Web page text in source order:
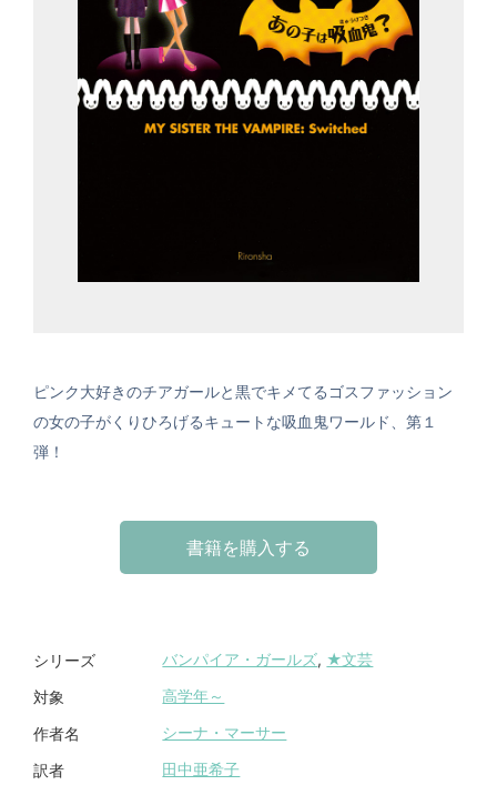
ピンク大好きのチアガールと黒でキメてるゴスファッション
の女の子がくりひろげるキュートな吸血鬼ワールド、第１
弾！
書籍を購入する
シリーズ バンパイア・ガールズ, ★文芸
対象 高学年～
作者名 シーナ・マーサー
訳者 田中亜希子